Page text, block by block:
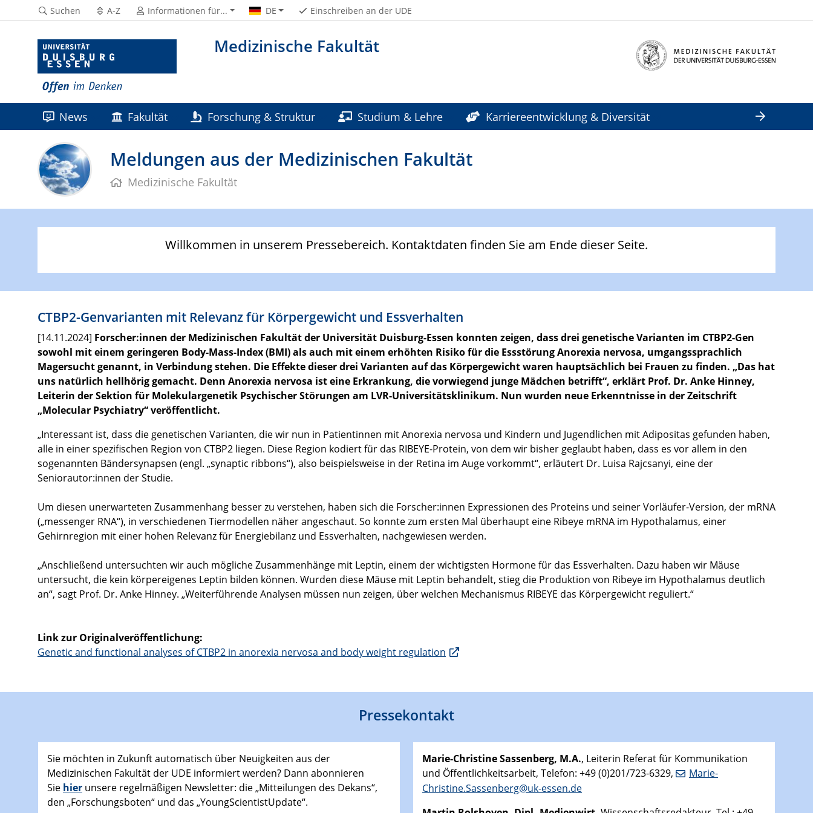
Medizinische Fakultät
Suchen A-Z Informationen für... DE Einschreiben an der UDE
News Fakultät Forschung & Struktur Studium & Lehre
Karriereentwicklung & Diversität
Wissens- & Technologietransfer
Meldungen aus der Medizinischen Fakultät
Medizinische Fakultät
Willkommen in unserem Pressebereich. Kontaktdaten finden Sie am Ende dieser Seite.
CTBP2-Genvarianten mit Relevanz für Körpergewicht und Essverhalten
[14.11.2024] Forscher:innen der Medizinischen Fakultät der Universität Duisburg-Essen konnten zeigen, dass drei genetische Varianten im CTBP2-Gen
sowohl mit einem geringeren Body-Mass-Index (BMI) als auch mit einem erhöhten Risiko für die Essstörung Anorexia nervosa, umgangssprachlich
Magersucht genannt, in Verbindung stehen. Die Effekte dieser drei Varianten auf das Körpergewicht waren hauptsächlich bei Frauen zu finden. „Das hat
uns natürlich hellhörig gemacht. Denn Anorexia nervosa ist eine Erkrankung, die vorwiegend junge Mädchen betrifft“, erklärt Prof. Dr. Anke Hinney,
Leiterin der Sektion für Molekulargenetik Psychischer Störungen am LVR-Universitätsklinikum. Nun wurden neue Erkenntnisse in der Zeitschrift
„Molecular Psychiatry“ veröffentlicht.
„Interessant ist, dass die genetischen Varianten, die wir nun in Patientinnen mit Anorexia nervosa und Kindern und Jugendlichen mit Adipositas gefunden haben,
alle in einer spezifischen Region von CTBP2 liegen. Diese Region kodiert für das RIBEYE-Protein, von dem wir bisher geglaubt haben, dass es vor allem in den
sogenannten Bändersynapsen (engl. „synaptic ribbons“), also beispielsweise in der Retina im Auge vorkommt“, erläutert Dr. Luisa Rajcsanyi, eine der
Seniorautor:innen der Studie.
Um diesen unerwarteten Zusammenhang besser zu verstehen, haben sich die Forscher:innen Expressionen des Proteins und seiner Vorläufer-Version, der mRNA
(„messenger RNA“), in verschiedenen Tiermodellen näher angeschaut. So konnte zum ersten Mal überhaupt eine Ribeye mRNA im Hypothalamus, einer
Gehirnregion mit einer hohen Relevanz für Energiebilanz und Essverhalten, nachgewiesen werden.
„Anschließend untersuchten wir auch mögliche Zusammenhänge mit Leptin, einem der wichtigsten Hormone für das Essverhalten. Dazu haben wir Mäuse
untersucht, die kein körpereigenes Leptin bilden können. Wurden diese Mäuse mit Leptin behandelt, stieg die Produktion von Ribeye im Hypothalamus deutlich
an“, sagt Prof. Dr. Anke Hinney. „Weiterführende Analysen müssen nun zeigen, über welchen Mechanismus RIBEYE das Körpergewicht reguliert.“
Link zur Originalveröffentlichung:
Genetic and functional analyses of CTBP2 in anorexia nervosa and body weight regulation
Pressekontakt
Sie möchten in Zukunft automatisch über Neuigkeiten aus der
Medizinischen Fakultät der UDE informiert werden? Dann abonnieren
Sie hier unsere regelmäßigen Newsletter: die „Mitteilungen des Dekans“,
den „Forschungsboten“ und das „YoungScientistUpdate“.
Marie-Christine Sassenberg, M.A., Leiterin Referat für Kommunikation
und Öffentlichkeitsarbeit, Telefon: +49 (0)201/723-6329,
Marie-
Christine.Sassenberg@uk-essen.de